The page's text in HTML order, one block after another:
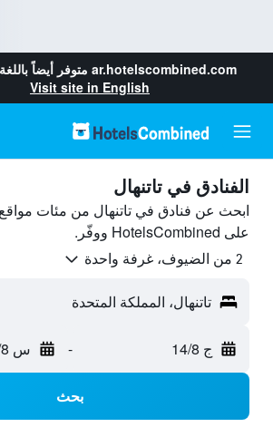
ar.hotelscombined.com متوفر أيضاً
Visit site in English
الفنادق في تاتنهال
ابحث عن فنادق في تاتنهال من مئات مواقع
على HotelsCombined ووفّر.
2 من الضيوف، غرفة واحدة
تاتنهال، المملكة المتحدة
ج 14/8 - س 15/8
بحث